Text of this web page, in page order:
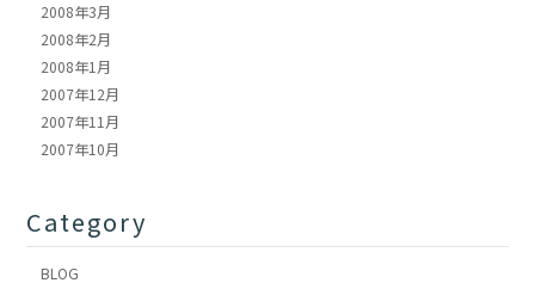
2008年3月
2008年2月
2008年1月
2007年12月
2007年11月
2007年10月
Category
BLOG